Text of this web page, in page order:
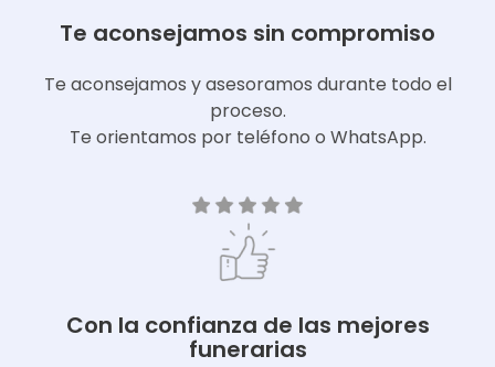
Te aconsejamos sin compromiso
Te aconsejamos y asesoramos durante todo el
proceso.
Te orientamos por teléfono o WhatsApp.
Con la confianza de las mejores
funerarias